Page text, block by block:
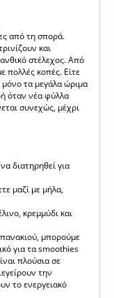
από τη σπορά.
και
στέλεχος. Από
πολλές κοπές. Είτε
τα μεγάλα ώριμα
όταν νέα φύλλα
συνεχώς, μέχρι
διατηρηθεί για
μαζί με μήλα,
κρεμμύδι και
μπορούμε
για τα smoothies
πλούσια σε
την
το ενεργειακό